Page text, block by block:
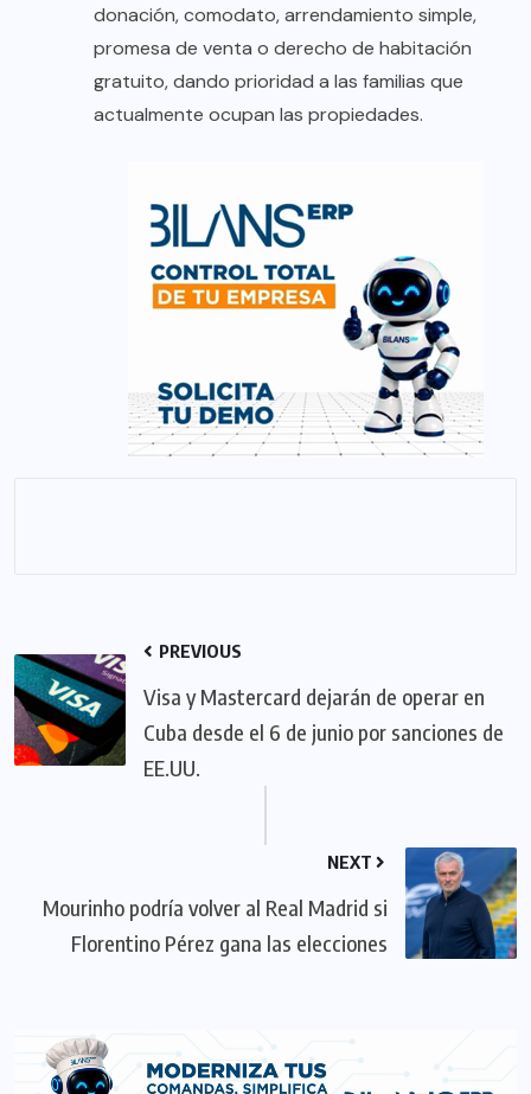
donación, comodato, arrendamiento simple,
promesa de venta o derecho de habitación
gratuito, dando prioridad a las familias que
actualmente ocupan las propiedades.
PREVIOUS
Visa y Mastercard dejarán de operar en
Cuba desde el 6 de junio por sanciones de
EE.UU.
NEXT
Mourinho podría volver al Real Madrid si
Florentino Pérez gana las elecciones